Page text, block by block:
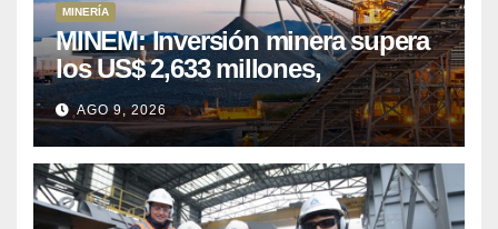
MINERÍA
MINEM: Inversión minera supera
los US$ 2,633 millones,
consolidando el dinamismo del
sector
AGO 9, 2026